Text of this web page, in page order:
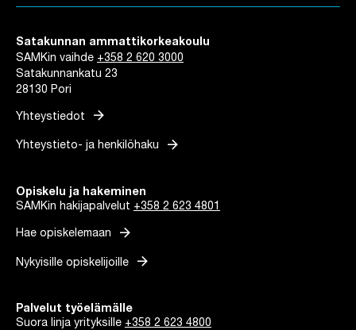
Satakunnan ammattikorkeakoulu
SAMKin vaihde +358 2 620 3000
Satakunnankatu 23
28130 Pori
Yhteystiedot arrow_forward
Yhteystieto- ja henkilöhaku arrow_forward
Opiskelu ja hakeminen
SAMKin hakijapalvelut +358 2 623 4801
Hae opiskelemaan arrow_forward
Nykyisille opiskelijoille arrow_forward
Palvelut työelämälle
Suora linja yrityksille +358 2 623 4800